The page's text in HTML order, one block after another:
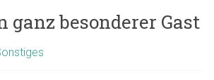
ganz besonderer Gast